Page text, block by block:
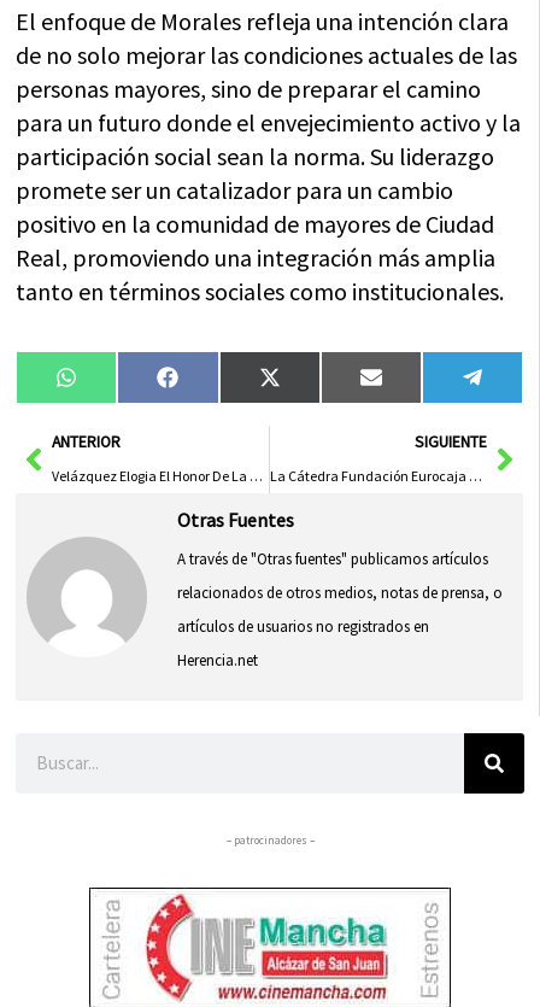
El enfoque de Morales refleja una intención clara
de no solo mejorar las condiciones actuales de las
personas mayores, sino de preparar el camino
para un futuro donde el envejecimiento activo y la
participación social sean la norma. Su liderazgo
promete ser un catalizador para un cambio
positivo en la comunidad de mayores de Ciudad
Real, promoviendo una integración más amplia
tanto en términos sociales como institucionales.
Compartir
en
WhatsAppCompartir
en
FacebookCompartir
en
X
(Twitter)
Compartir
en
Email
en
AntANTERIOR
Velázquez Elogia El Honor De La Ciudad Al Albergar La Exposición ‘Miradas Fragmentadas: Artistas Españoles Del Siglo XXI’
SIGUIENTE
La Cátedra Fundación Eurocaja Rural-UCLM Otorga Reconocimientos Especiales a los Mejores TFG y TFM del 2024
Otras Fuentes
A través de "Otras fuentes" publicamos artículos
relacionados de otros medios, notas de prensa, o
artículos de usuarios no registrados en
Herencia.net
– patrocinadores –